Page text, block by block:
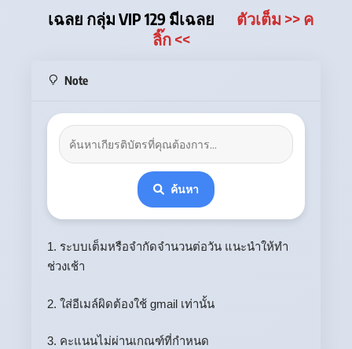
เฉลย กลุ่ม VIP 129 มีเฉลย ตัวเต็ม >> ค
ลิ๊ก <<
Note
ค้นหา
1. ระบบเต็มหรือจำกัดจำนวนต่อวัน แนะนำให้ทำ
ช่วงเช้า
2. ใส่อีเมล์ผิดต้องใช้ gmail เท่านั้น
3. คะแนนไม่ผ่านเกณฑ์ที่กำหนด